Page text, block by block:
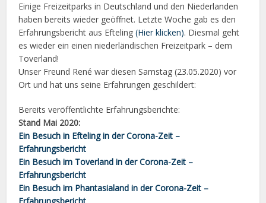
Einige Freizeitparks in Deutschland und den Niederlanden
haben bereits wieder geöffnet. Letzte Woche gab es den
Erfahrungsbericht aus Efteling(Hier klicken). Diesmal geht
es wieder ein einen niederländischen Freizeitpark – dem
Toverland!
Unser Freund René war diesen Samstag (23.05.2020) vor
Ort und hat uns seine Erfahrungen geschildert:
Bereits veröffentlichte Erfahrungsberichte:
Stand Mai 2020:
Ein Besuch in Efteling in der Corona-Zeit –
Erfahrungsbericht
Ein Besuch im Toverland in der Corona-Zeit –
Erfahrungsbericht
Ein Besuch im Phantasialand in der Corona-Zeit –